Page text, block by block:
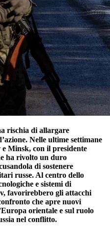
rischia di allargare
Nelle ultime settimane
Minsk, con il presidente
ha rivolto un duro
di sostenere
russe. Al centro dello
e sistemi di
favorirebbero gli attacchi
che apre nuovi
orientale e sul ruolo
nel conflitto.